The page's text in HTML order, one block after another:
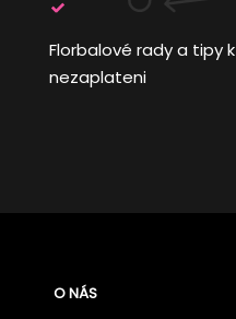
Florbalové rady a tipy k
nezaplateni
O NÁS